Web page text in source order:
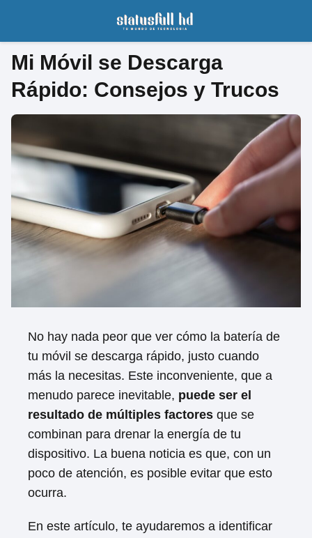
Mi Móvil se Descarga
Rápido: Consejos y Trucos
No hay nada peor que ver cómo la batería de
tu móvil se descarga rápido, justo cuando
más la necesitas. Este inconveniente, que a
menudo parece inevitable, puede ser el
resultado de múltiples factores que se
combinan para drenar la energía de tu
dispositivo. La buena noticia es que, con un
poco de atención, es posible evitar que esto
ocurra.
En este artículo, te ayudaremos a identificar